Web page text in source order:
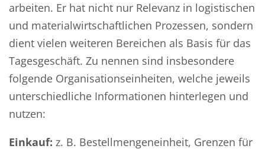
arbeiten. Er hat nicht nur Relevanz in logistischen
und materialwirtschaftlichen Prozessen, sondern
dient vielen weiteren Bereichen als Basis für das
Tagesgeschäft. Zu nennen sind insbesondere
folgende Organisationseinheiten, welche jeweils
unterschiedliche Informationen hinterlegen und
nutzen:
Einkauf: z. B. Bestellmengeneinheit, Grenzen für